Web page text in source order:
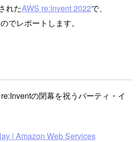
れたAWS re:Invent 2022で、
でレポートします。
の閉幕を祝うパーティ・イ
| Amazon Web Services